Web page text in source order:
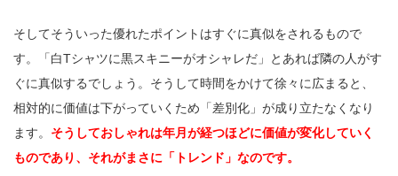
そしてそういった優れたポイントはすぐに真似をされるもので
す。「白Tシャツに黒スキニーがオシャレだ」とあれば隣の人がす
ぐに真似するでしょう。そうして時間をかけて徐々に広まると、
相対的に価値は下がっていくため「差別化」が成り立たなくなり
ます。 そうしておしゃれは年月が経つほどに価値が変化していく
ものであり、それがまさに「トレンド」なのです。